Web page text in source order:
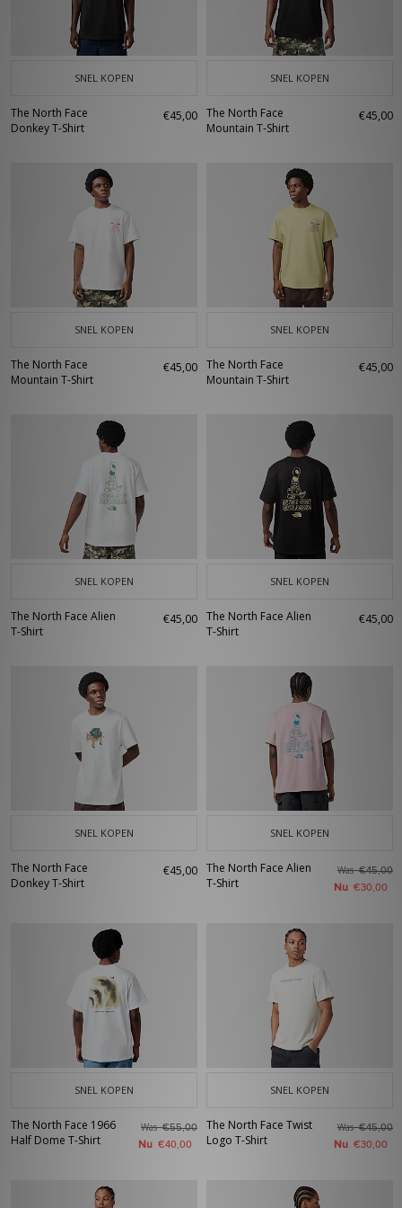
SNEL KOPEN
The North Face
Donkey T-Shirt
€45,00
SNEL KOPEN
The North Face
Mountain T-Shirt
€45,00
SNEL KOPEN
The North Face
Mountain T-Shirt
€45,00
SNEL KOPEN
The North Face
Mountain T-Shirt
€45,00
SNEL KOPEN
The North Face Alien
T-Shirt
€45,00
SNEL KOPEN
The North Face Alien
T-Shirt
€45,00
SNEL KOPEN
The North Face
Donkey T-Shirt
€45,00
SNEL KOPEN
The North Face Alien
T-Shirt
Was€45,00
Nu €30,00
SNEL KOPEN
The North Face 1966
Half Dome T-Shirt
Was€55,00
Nu €40,00
SNEL KOPEN
The North Face Twist
Logo T-Shirt
Was€45,00
Nu €30,00